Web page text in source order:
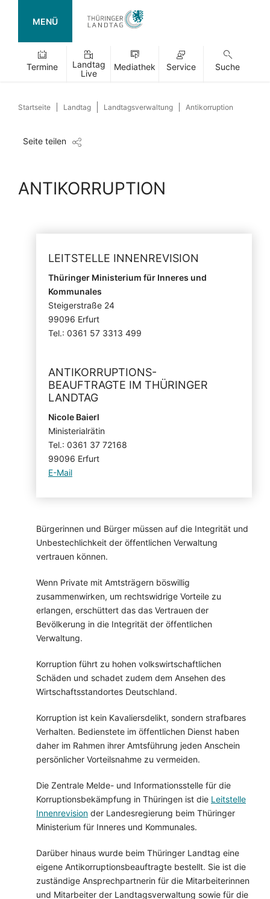
MENÜ
Termine
Landtag
Live
Mediathek Service Suche
Startseite Landtag Landtagsverwaltung Antikorruption
Seite teilen
ANTIKORRUPTION
LEITSTELLE INNENREVISION
Thüringer Ministerium für Inneres und
Kommunales
Steigerstraße 24
99096 Erfurt
Tel.: 0361 57 3313 499
ANTIKORRUPTIONS-
BEAUFTRAGTE IM THÜRINGER
LANDTAG
Nicole Baierl
Ministerialrätin
Tel.: 0361 37 72168
99096 Erfurt
E-Mail
Bürgerinnen und Bürger müssen auf die Integrität und
Unbestechlichkeit der öffentlichen Verwaltung
vertrauen können.
Wenn Private mit Amtsträgern böswillig
zusammenwirken, um rechtswidrige Vorteile zu
erlangen, erschüttert das das Vertrauen der
Bevölkerung in die Integrität der öffentlichen
Verwaltung.
Korruption führt zu hohen volkswirtschaftlichen
Schäden und schadet zudem dem Ansehen des
Wirtschaftsstandortes Deutschland.
Korruption ist kein Kavaliersdelikt, sondern strafbares
Verhalten. Bedienstete im öffentlichen Dienst haben
daher im Rahmen ihrer Amtsführung jeden Anschein
persönlicher Vorteilsnahme zu vermeiden.
Die Zentrale Melde- und Informationsstelle für die
Korruptionsbekämpfung in Thüringen ist die Leitstelle
Innenrevision der Landesregierung beim Thüringer
Ministerium für Inneres und Kommunales.
Darüber hinaus wurde beim Thüringer Landtag eine
eigene Antikorruptionsbeauftragte bestellt. Sie ist die
zuständige Ansprechpartnerin für die Mitarbeiterinnen
und Mitarbeiter der Landtagsverwaltung sowie für die